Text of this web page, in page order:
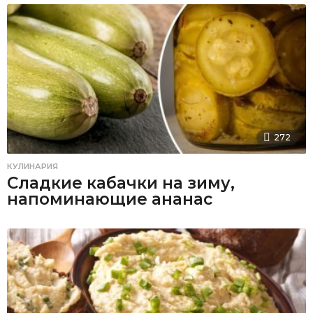
272
КУЛИНАРИЯ
Сладкие кабачки на зиму,
напоминающие ананас